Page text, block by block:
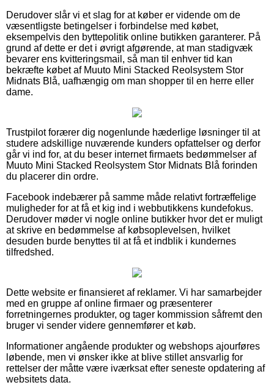
Derudover slår vi et slag for at køber er vidende om de
væsentligste betingelser i forbindelse med købet,
eksempelvis den byttepolitik online butikken garanterer. På
grund af dette er det i øvrigt afgørende, at man stadigvæk
bevarer ens kvitteringsmail, så man til enhver tid kan
bekræfte købet af Muuto Mini Stacked Reolsystem Stor
Midnats Blå, uafhængig om man shopper til en herre eller
dame.
Trustpilot forærer dig nogenlunde hæderlige løsninger til at
studere adskillige nuværende kunders opfattelser og derfor
går vi ind for, at du beser internet firmaets bedømmelser af
Muuto Mini Stacked Reolsystem Stor Midnats Blå forinden
du placerer din ordre.
Facebook indebærer på samme måde relativt fortræffelige
muligheder for at få et kig ind i webbutikkens kundefokus.
Derudover møder vi nogle online butikker hvor det er muligt
at skrive en bedømmelse af købsoplevelsen, hvilket
desuden burde benyttes til at få et indblik i kundernes
tilfredshed.
Dette website er finansieret af reklamer. Vi har samarbejder
med en gruppe af online firmaer og præsenterer
forretningernes produkter, og tager kommission såfremt den
bruger vi sender videre gennemfører et køb.
Informationer angående produkter og webshops ajourføres
løbende, men vi ønsker ikke at blive stillet ansvarlig for
rettelser der måtte være iværksat efter seneste opdatering af
websitets data.